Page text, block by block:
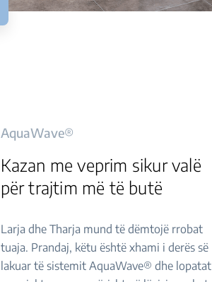
AquaWave®
Kazan me veprim sikur valë
për trajtim më të butë
Larja dhe Tharja mund të dëmtojë rrobat
tuaja. Prandaj, këtu është xhami i derës së
lakuar të sistemit AquaWave® dhe lopatat